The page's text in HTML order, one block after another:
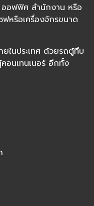
ออฟฟิศ สำนักงาน หรือ
หรือเครื่องจักรขนาด
ในประเทศ ด้วยรถตู้ทึบ
อนเทนเนอร์ อีกทั้ง